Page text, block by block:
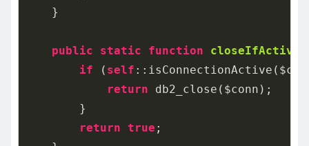
    }
public static function closeIfActive
if ( self
return db2_close($conn);
        }
return true ;